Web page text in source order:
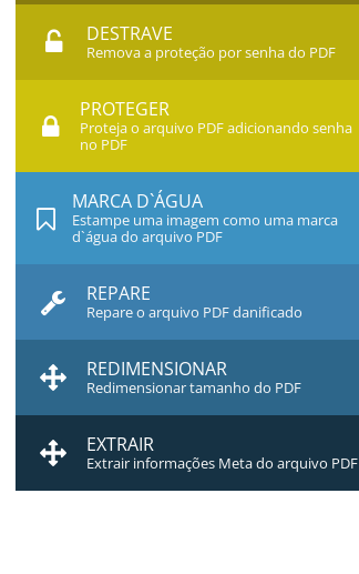
DESTRAVE
Remova a proteção por senha do PDF
PROTEGER
Proteja o arquivo PDF adicionando senha
no PDF
MARCA D`ÁGUA
Estampe uma imagem como uma marca
d`água do arquivo PDF
REPARE
Repare o arquivo PDF danificado
REDIMENSIONAR
Redimensionar tamanho do PDF
EXTRAIR
Extrair informações Meta do arquivo PDF